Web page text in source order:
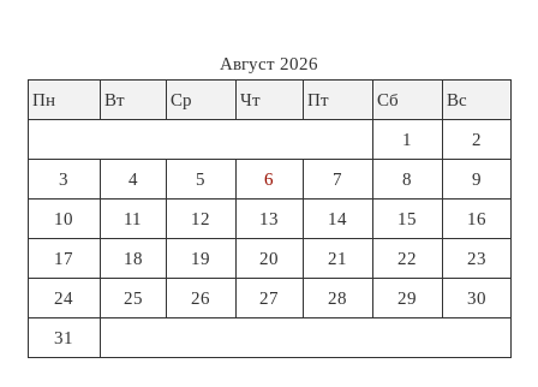
Август 2026
Пн
Вт Ср Чт Пт Сб Вс
1 2
3 4 5 6 7 8 9
10 11 12 13 14 15 16
17 18 19 20 21 22 23
24 25 26 27 28 29 30
31